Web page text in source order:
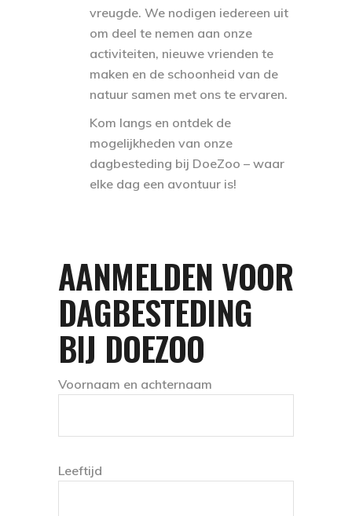
vreugde. We nodigen iedereen uit
om deel te nemen aan onze
activiteiten, nieuwe vrienden te
maken en de schoonheid van de
natuur samen met ons te ervaren.
Kom langs en ontdek de
mogelijkheden van onze
dagbesteding bij DoeZoo – waar
elke dag een avontuur is!
AANMELDEN VOOR
DAGBESTEDING
BIJ DOEZOO
Voornaam en achternaam
Leeftijd